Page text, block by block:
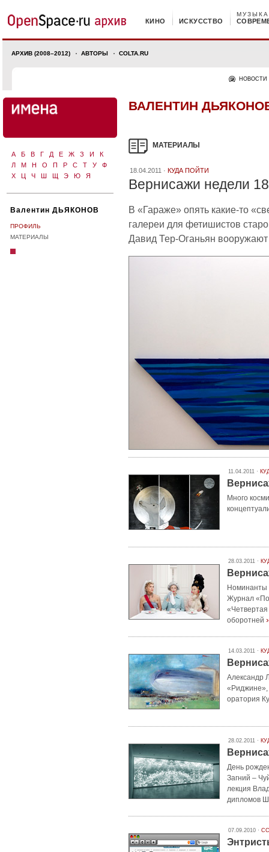
КИНО ИСКУССТВО
МУЗЫКА
АРХИВ (2008–2012) АВТОРЫ COLTA.RU
НОВОСТИ
А Б В Г Д Е Ж З И
К
Л
М Н О П Р С Т У
Ф
Х
Ц Ч Ш Щ Э Ю Я
Валентин ДЬЯКОНОВ
ПРОФИЛЬ
МАТЕРИАЛЫ
ВАЛЕНТИН
МАТЕРИАЛЫ
18.04.2011 · КУДА ПОЙТИ
Вернисажи недели
В «Гараже» опять какие-то
галереи для фетишистов
Давид Тер-Оганьян
11.04.2011 ·
Много
28.03.2011 ·
Номинанты
Журнал
оборотней
14.03.2011 ·
Александр
«Риджине»,
оратория
28.02.2011 ·
День
Загний –
лекция
дипломов
07.09.2010 ·